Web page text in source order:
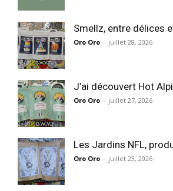
Smellz, entre délices
Oro Oro - juillet 28, 2026
J’ai découvert Hot
Oro Oro - juillet 27, 2026
Les Jardins NFL,
Oro Oro - juillet 23, 2026